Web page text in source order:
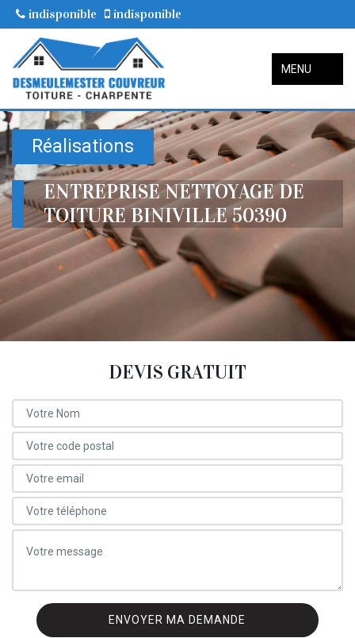
indisponible indisponible
MENU
Réalisations
ENTREPRISE NETTOYAGE DE
TOITURE BINIVILLE 50390
DEVIS GRATUIT